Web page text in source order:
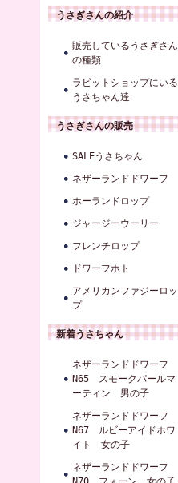
うさぎさんの紹介
販売しているうさぎさん
の種類
ラビットショップにいる
うさちゃん達
うさぎさんの販売
SALEうさちゃん
ネザーランドドワーフ
ホーランドロップ
ジャージーウーリー
フレンチロップ
ドワーフホト
アメリカンファジーロッ
プ
新着うさちゃん
ネザーランドドワーフ
N65 スモークパールマ
ーティン 男の子
ネザーランドドワーフ
N67 ルビーアイドホワ
イト 女の子
ネザーランドドワーフ